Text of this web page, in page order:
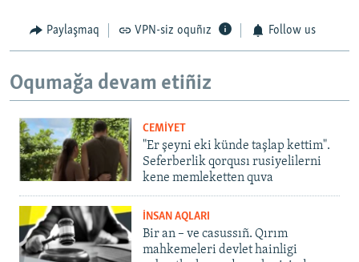
Paylaşmaq VPN-siz oquñız Follow us
Oqumağa devam etiñiz
CEMİYET
"Er şeyni eki künde taşlap kettim".
Seferberlik qorqusı rusiyelilerni
kene memleketten quva
İNSAN AQLARI
Bir an – ve casussıñ. Qırım
mahkemeleri devlet hainligi